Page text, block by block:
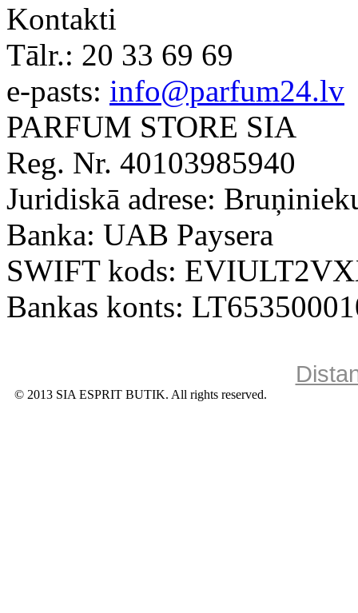
Kontakti
Tālr.: 20 33 69 69
e-pasts: info@parfum24.lv
PARFUM STORE SIA
Reg. Nr. 40103985940
Juridiskā adrese:
Banka: UAB Paysera
SWIFT kods:
Bankas konts:
© 2013 SIA ESPRIT BUTIK. All rights reserved.